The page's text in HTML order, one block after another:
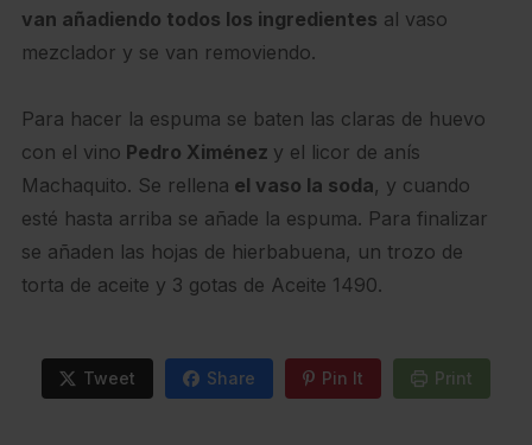
van añadiendo todos los ingredientes al vaso
mezclador y se van removiendo.
Para hacer la espuma se baten las claras de huevo
con el vino Pedro Ximénez y el licor de anís
Machaquito. Se rellena el vaso la soda, y cuando
esté hasta arriba se añade la espuma. Para finalizar
se añaden las hojas de hierbabuena, un trozo de
torta de aceite y 3 gotas de Aceite 1490.
Tweet Share Pin It Print